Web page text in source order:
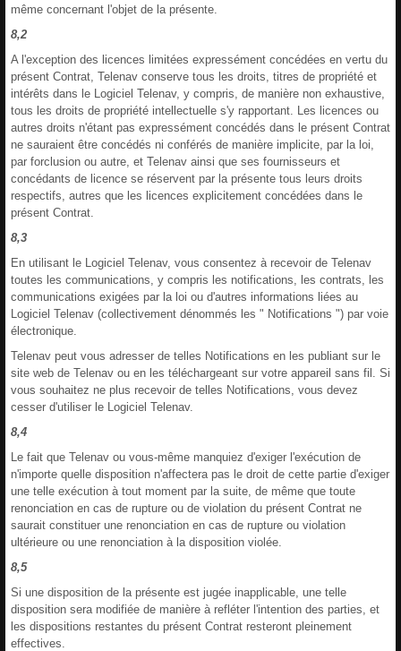
même concernant l'objet de la présente.
8,2
A l'exception des licences limitées expressément concédées en vertu du
présent Contrat, Telenav conserve tous les droits, titres de propriété et
intérêts dans le Logiciel Telenav, y compris, de manière non exhaustive,
tous les droits de propriété intellectuelle s'y rapportant. Les licences ou
autres droits n'étant pas expressément concédés dans le présent Contrat
ne sauraient être concédés ni conférés de manière implicite, par la loi,
par forclusion ou autre, et Telenav ainsi que ses fournisseurs et
concédants de licence se réservent par la présente tous leurs droits
respectifs, autres que les licences explicitement concédées dans le
présent Contrat.
8,3
En utilisant le Logiciel Telenav, vous consentez à recevoir de Telenav
toutes les communications, y compris les notifications, les contrats, les
communications exigées par la loi ou d'autres informations liées au
Logiciel Telenav (collectivement dénommés les " Notifications ") par voie
électronique.
Telenav peut vous adresser de telles Notifications en les publiant sur le
site web de Telenav ou en les téléchargeant sur votre appareil sans fil. Si
vous souhaitez ne plus recevoir de telles Notifications, vous devez
cesser d'utiliser le Logiciel Telenav.
8,4
Le fait que Telenav ou vous-même manquiez d'exiger l'exécution de
n'importe quelle disposition n'affectera pas le droit de cette partie d'exiger
une telle exécution à tout moment par la suite, de même que toute
renonciation en cas de rupture ou de violation du présent Contrat ne
saurait constituer une renonciation en cas de rupture ou violation
ultérieure ou une renonciation à la disposition violée.
8,5
Si une disposition de la présente est jugée inapplicable, une telle
disposition sera modifiée de manière à refléter l'intention des parties, et
les dispositions restantes du présent Contrat resteront pleinement
effectives.